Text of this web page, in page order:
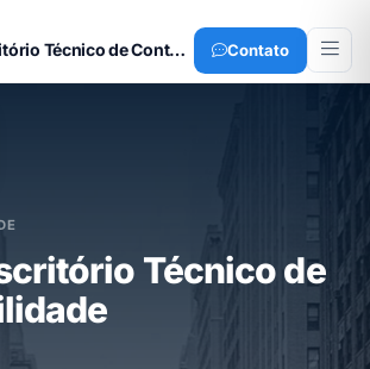
ETCA Escritório Técnico de Contabilidade Contato
Técnico de